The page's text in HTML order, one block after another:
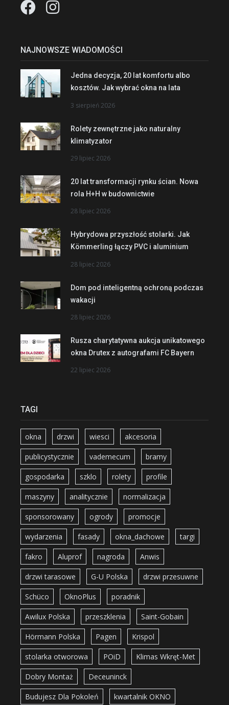
NAJNOWSZE WIADOMOŚCI
Jedna decyzja, 20 lat komfortu albo
kosztów. Jak wybrać okna na lata
3 sierpień 2026
Rolety zewnętrzne jako naturalny
klimatyzator
29 lipiec 2026
20 lat transformacji rynku ścian. Nowa
rola H+H w budownictwie
28 lipiec 2026
Hybrydowa przyszłość stolarki. Jak
Kömmerling łączy PVC i aluminium
28 lipiec 2026
Dom pod inteligentną ochroną podczas
wakacji
28 lipiec 2026
Rusza charytatywna aukcja unikatowego
okna Drutex z autografami FC Bayern
22 lipiec 2026
TAGI
okna drzwi wiesci akcesoria
publicystycznie vademecum bramy
gospodarka szklo rolety profile
maszyny analitycznie normalizacja
sponsorowany ogrody promocje
wydarzenia fasady okna_dachowe targi
fakro Aluprof nagroda Anwis
drzwi tarasowe G-U Polska drzwi przesuwne
Schüco OknoPlus poradnik
Awilux Polska przeszklenia Saint-Gobain
Hörmann Polska Pagen Krispol
stolarka otworowa POiD Klimas Wkręt-Met
Dobry Montaż Deceuninck
Budujesz Dla Pokoleń kwartalnik OKNO